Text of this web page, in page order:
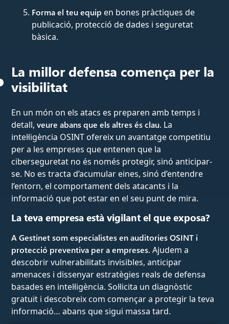
Forma el teu equip en bones pràctiques de
publicació, protecció de dades i seguretat
bàsica.
La millor defensa comença per la
visibilitat
En un món on els atacs es preparen amb temps i
detall,veure abans que els altres és clau. La
intel·ligència OSINT ofereix un avantatge competitiu
per a les empreses que entenen que la
ciberseguretat no és només protegir, sinó anticipar-
se. No es tracta d’acumular eines, sinó d’entendre
l’entorn, el comportament dels atacants i la
informació que pot estar en el seu punt de mira.
La teva empresa està vigilant el que exposa?
A Gestinet som especialistes en auditories OSINT i
protecció preventiva per a empreses. Ajudem a
descobrir vulnerabilitats invisibles, anticipar
amenaces i dissenyar estratègies reals de defensa
basades en intel·ligència. Sol·licita un diagnòstic
gratuït i descobreix com començar a protegir la teva
informació… abans que sigui massa tard.